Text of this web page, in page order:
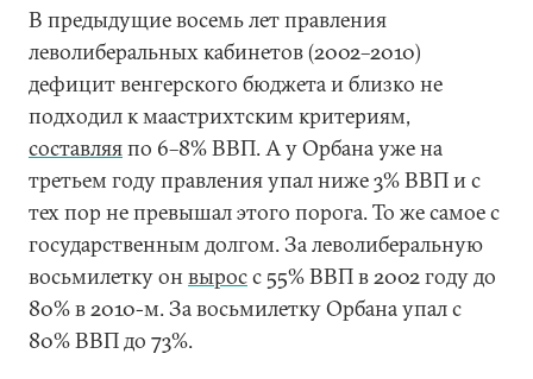
В предыдущие восемь лет правления
леволиберальных кабинетов (2002–2010)
дефицит венгерского бюджета и близко не
подходил к маастрихтским критериям,
составляяпо 6–8% ВВП. А у Орбана уже на
третьем году правления упал ниже 3% ВВП и с
тех пор не превышал этого порога. То же самое с
государственным долгом. За леволиберальную
восьмилетку он выросс 55% ВВП в 2002 году до
80% в 2010-м. За восьмилетку Орбана упал с
80% ВВП до 73%.